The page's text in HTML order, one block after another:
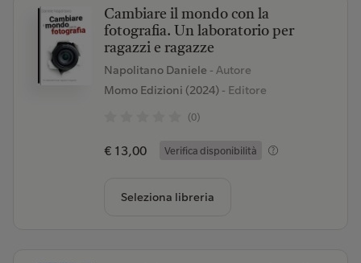
Cambiare il mondo con la
fotografia. Un laboratorio per
ragazzi e ragazze
Napolitano Daniele - Autore
Momo Edizioni (2024)- Editore
(0)
€ 13,00 Verifica disponibilità
Seleziona libreria